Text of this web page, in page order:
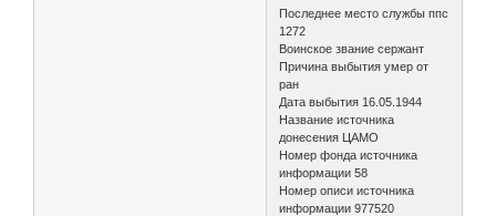
Последнее место службы ппс
1272
Воинское звание сержант
Причина выбытия умер от
ран
Дата выбытия 16.05.1944
Название источника
донесения ЦАМО
Номер фонда источника
информации 58
Номер описи источника
информации 977520